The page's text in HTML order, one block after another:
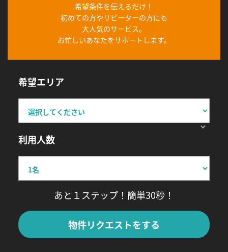
希望条件を伝えるだけ！
初めての方やリピーターの方にも
大人気のサービス。
お忙しいあなたをサポートします。
希望エリア
利用人数
あと１ステップ！簡単30秒！
物件リクエストをする